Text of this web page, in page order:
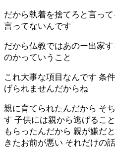
だから執着を捨てろと言っ
言ってないんです
だから仏教ではあのー出家
のかっていうこと
これ大事な項目なんです 条
げられませんだからね
親に育てられたんだから そ
す 子供には親から逃げるこ
もらったんだから 親が嫌だ
きたお前が悪い それだけの